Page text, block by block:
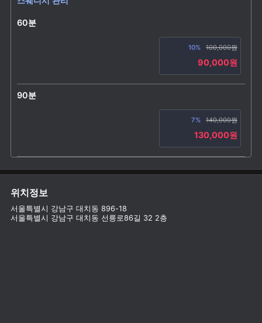
60분
10% 100,000원
90,000원
90분
7% 140,000원
130,000원
위치정보
서울특별시 강남구 대치동 896-18
서울특별시 강남구 대치동 선릉로86길 32 2층